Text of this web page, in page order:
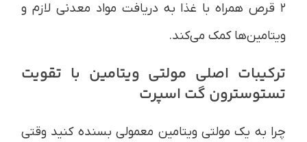
۲ قرص همراه با غذا به دریافت مواد معدنی لازم و
ویتامین‌ها کمک می‌کند.
ترکیبات اصلی مولتی ویتامین با تقویت
تستوسترون گت اسپرت
چرا به یک مولتی ویتامین معمولی بسنده کنید وقتی